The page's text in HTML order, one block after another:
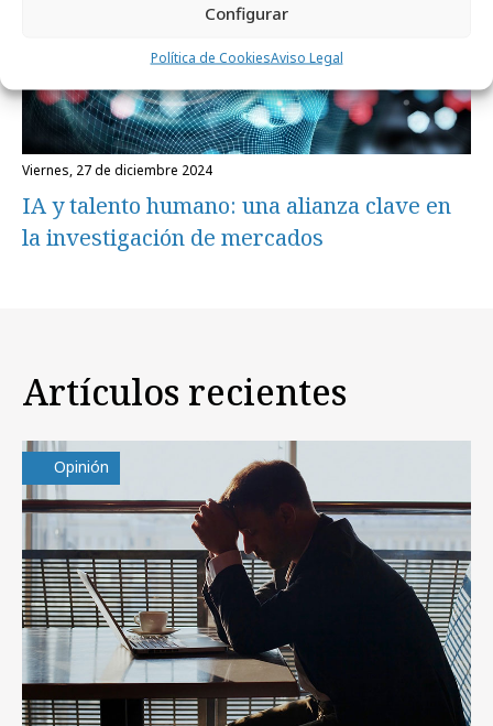
Configurar
Política de CookiesAviso Legal
viernes, 27 de diciembre 2024
IA y talento humano: una alianza clave en
la investigación de mercados
Artículos recientes
Opinión